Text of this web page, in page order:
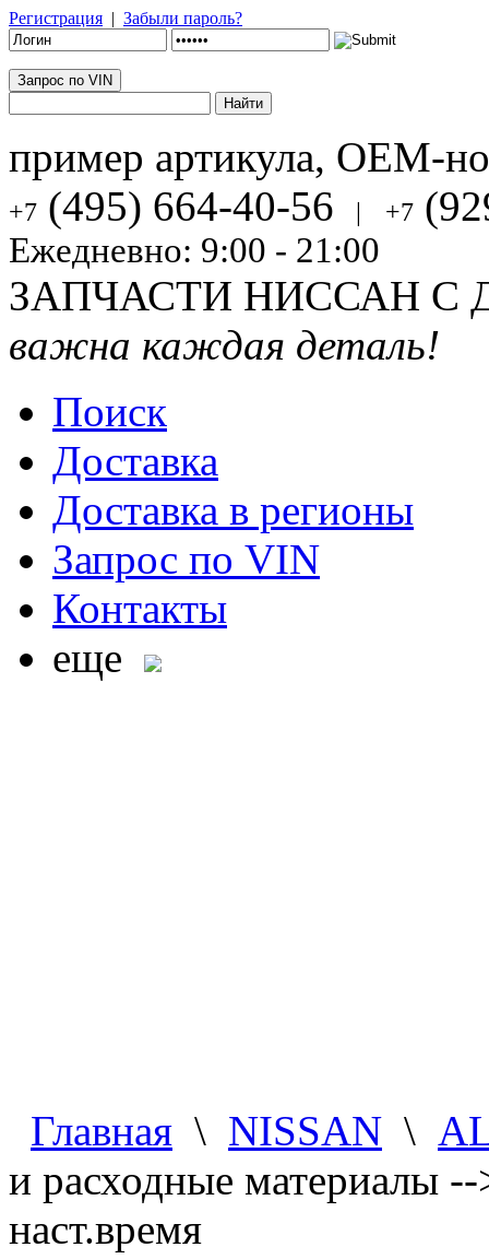
Регистрация | Забыли пароль?
Запрос по VIN
пример артикула, OEM-
+7 (495) 664-40-56 | +7
Ежедневно: 9:00 - 21:00
ЗАПЧАСТИ НИССАН С
важна каждая деталь!
Поиск
Доставка
Доставка в регионы
Запрос по VIN
Контакты
еще
Главная \ NISSAN \
и расходные материалы
наст.время